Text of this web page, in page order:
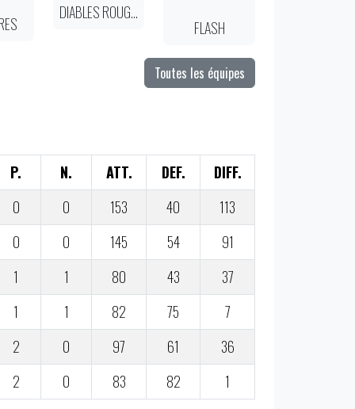
DIABLES ROUGES
FLASH
Toutes les équipes
P. N. ATT. DEF.
DIFF.
0
0 153 40
113
0
0 145 54
91
1
1 80 43
37
1
1 82 75
7
2
0 97 61
36
2
0 83 82 1